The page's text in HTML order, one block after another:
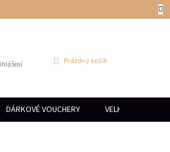
NÁKUPNÍ
Prázdný košík
DÁRKOVÉ VOUCHERY VELKOOBCHOD